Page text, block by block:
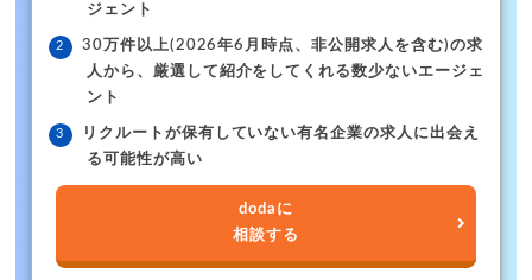
ジェント
30万件以上(2026年6月時点、非公開求人を含む)の求
人から、厳選して紹介をしてくれる数少ないエージェ
ント
リクルートが保有していない有名企業の求人に出会え
る可能性が高い
dodaに
相談する